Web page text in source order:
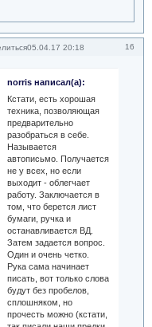
16
05.04.17 20:18
norris написал(а):
Кстати, есть хорошая
техника, позволяющая
предварительно
разобраться в себе.
Называется
автописьмо. Получается
не у всех, но если
выходит - облегчает
работу. Заключается в
том, что берется лист
бумаги, ручка и
останавливается ВД.
Затем задается вопрос.
Один и очень четко.
Рука сама начинает
писать, вот только слова
будут без пробелов,
сплошняком, но
прочесть можно (кстати,